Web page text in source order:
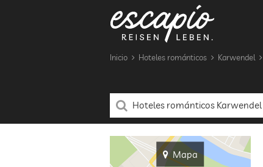
Inicio Hoteles románticos Karwendel
Mapa